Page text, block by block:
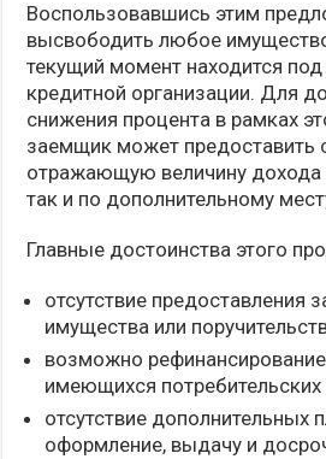
Воспользовавшись этим
высвободить любое
текущий момент находится
кредитной организации. Для
снижения процента в рамках
заемщик может
отражающую величину дохода
так и по дополнительному
Главные достоинства этого
отсутствие предоставления
имущества или
возможно
имеющихся потребительских
отсутствие дополнительных
оформление, выдачу и